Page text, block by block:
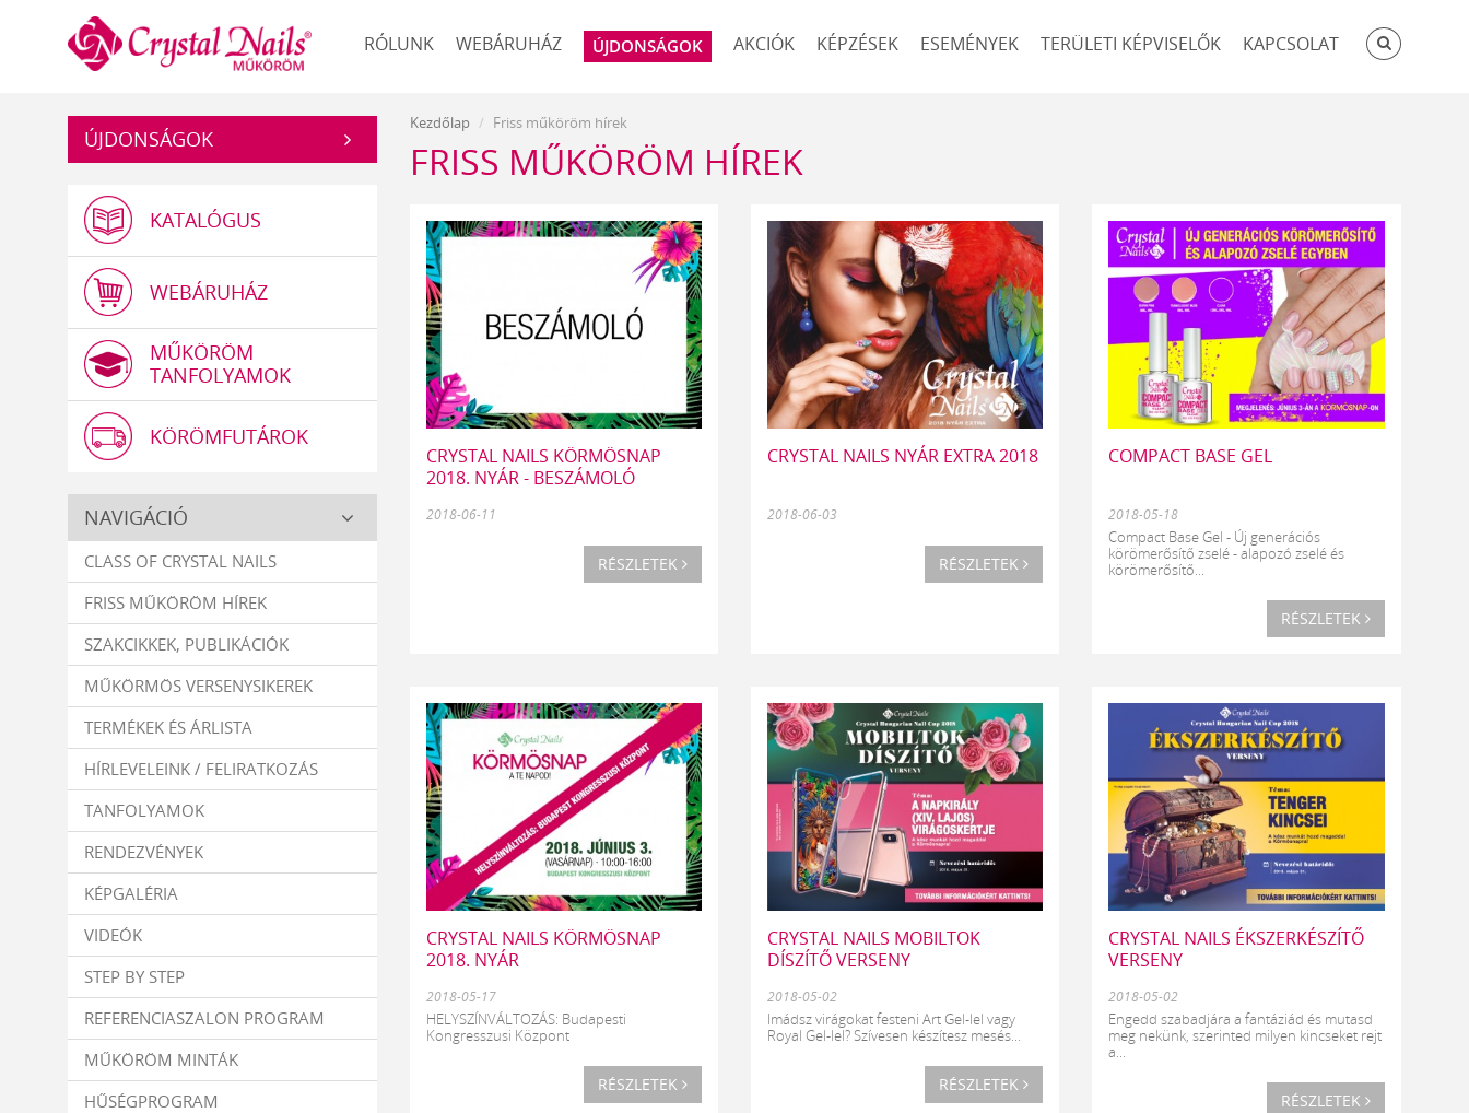
Műköröm RÓLUNK WEBÁRUHÁZ ÚJDONSÁGOK AKCIÓK KÉPZÉSEK ESEMÉNYEK TERÜLETI KÉPVISELŐK KAPCSOLAT
ÚJDONSÁGOK
KATALÓGUS
WEBÁRUHÁZ
MŰKÖRÖM
TANFOLYAMOK
KÖRÖMFUTÁROK
Crystal
Nails
NAVIGÁCIÓ
CLASS OF CRYSTAL NAILS
FRISS MŰKÖRÖM HÍREK
SZAKCIKKEK, PUBLIKÁCIÓK
MŰKÖRMÖS VERSENYSIKEREK
TERMÉKEK ÉS ÁRLISTA
HÍRLEVELEINK / FELIRATKOZÁS
TANFOLYAMOK
RENDEZVÉNYEK
KÉPGALÉRIA
VIDEÓK
STEP BY STEP
REFERENCIASZALON PROGRAM
MŰKÖRÖM MINTÁK
HŰSÉGPROGRAM
Kezdőlap Friss műköröm hírek
FRISS MŰKÖRÖM HÍREK
CRYSTAL NAILS KÖRMÖSNAP
2018. NYÁR - BESZÁMOLÓ
2018-06-11
RÉSZLETEK
CRYSTAL NAILS NYÁR EXTRA 2018
2018-06-03
RÉSZLETEK
COMPACT BASE GEL
2018-05-18
Compact Base Gel - Új generációs
körömerősítő zselé - alapozó zselé és
körömerősítő...
RÉSZLETEK
CRYSTAL NAILS KÖRMÖSNAP
2018. NYÁR
2018-05-17
HELYSZÍNVÁLTOZÁS: Budapesti
Kongresszusi Központ
RÉSZLETEK
CRYSTAL NAILS MOBILTOK
DÍSZÍTŐ VERSENY
2018-05-02
Imádsz virágokat festeni Art Gel-lel vagy
Royal Gel-lel? Szívesen készítesz mesés...
RÉSZLETEK
CRYSTAL NAILS ÉKSZERKÉSZÍTŐ
VERSENY
2018-05-02
Engedd szabadjára a fantáziád és mutasd
meg nekünk, szerinted milyen kincseket rejt
a...
RÉSZLETEK